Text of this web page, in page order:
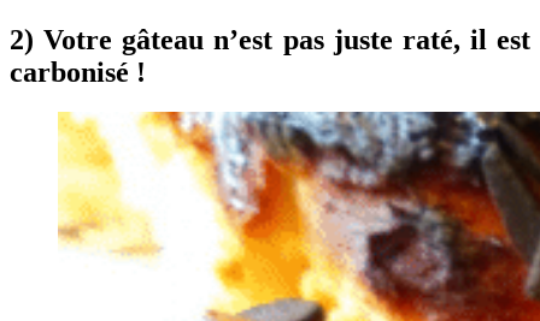
2) Votre gâteau n’est pas juste raté, il est
carbonisé !